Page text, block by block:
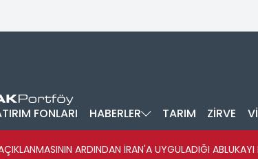
FONLARI HABERLER TARIM ZİRVE
ARDINDAN İRAN'A UYGULADIĞI ABLUKAYI